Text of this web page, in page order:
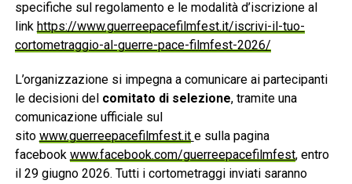
specifiche sul regolamento e le modalità d’iscrizione al
link https://www.guerreepacefilmfest.it/iscrivi-il-tuo-
cortometraggio-al-guerre-pace-filmfest-2026/
L’organizzazione si impegna a comunicare ai partecipanti
le decisioni del comitato di selezione, tramite una
comunicazione ufficiale sul
sito www.guerreepacefilmfest.it e sulla pagina
facebook www.facebook.com/guerreepacefilmfest, entro
il 29 giugno 2026. Tutti i cortometraggi inviati saranno